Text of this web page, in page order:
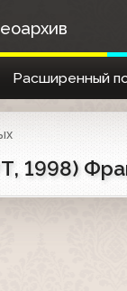
Расширенный
1998)